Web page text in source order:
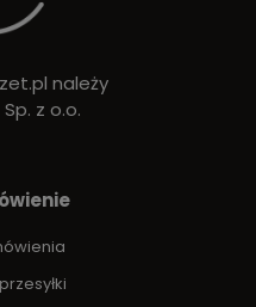
należy
z o.o.